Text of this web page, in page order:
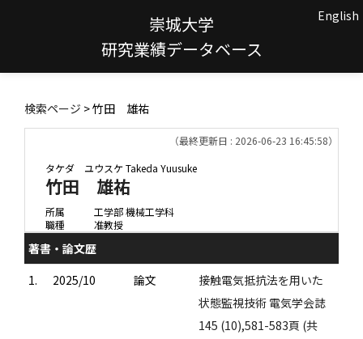
崇城大学
研究業績データベース
English
検索ページ > 竹田 雄祐
（最終更新日 : 2026-06-23 16:45:58）
タケダ ユウスケTakeda Yuusuke
竹田 雄祐
所属
工学部 機械工学科
職種
准教授
著書・論文歴
1.
2025/10 論文
接触電気抵抗法を用いた
状態監視技術 電気学会誌
145 (10),581-583頁 (共